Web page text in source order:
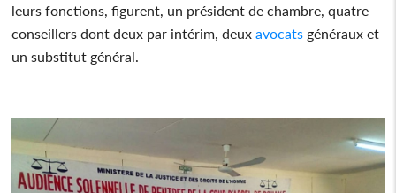
leurs fonctions, figurent, un président de chambre, quatre
conseillers dont deux par intérim, deux avocats généraux et
un substitut général.